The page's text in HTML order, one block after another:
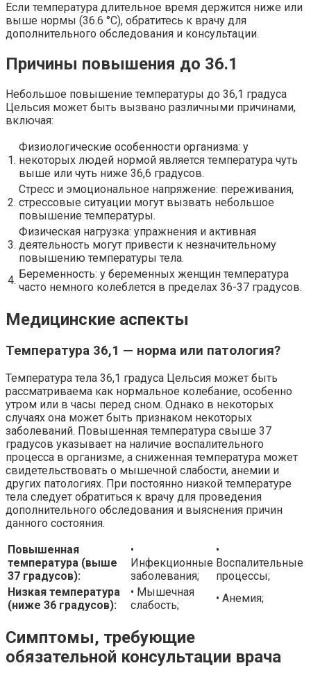
Если температура длительное время держится ниже или
выше нормы (36.6 °C), обратитесь к врачу для
дополнительного обследования и консультации.
Причины повышения до 36.1
Небольшое повышение температуры до 36,1 градуса
Цельсия может быть вызвано различными причинами,
включая:
1.
Физиологические особенности организма: у
некоторых людей нормой является температура чуть
выше или чуть ниже 36,6 градусов.
2.
Стресс и эмоциональное напряжение: переживания,
стрессовые ситуации могут вызвать небольшое
повышение температуры.
3.
Физическая нагрузка: упражнения и активная
деятельность могут привести к незначительному
повышению температуры тела.
4. Беременность: у беременных женщин температура
часто немного колеблется в пределах 36-37 градусов.
Медицинские аспекты
Температура 36,1 — норма или патология?
Температура тела 36,1 градуса Цельсия может быть
рассматриваема как нормальное колебание, особенно
утром или в часы перед сном. Однако в некоторых
случаях она может быть признаком некоторых
заболеваний. Повышенная температура свыше 37
градусов указывает на наличие воспалительного
процесса в организме, а сниженная температура может
свидетельствовать о мышечной слабости, анемии и
других патологиях. При постоянно низкой температуре
тела следует обратиться к врачу для проведения
дополнительного обследования и выяснения причин
данного состояния.
Повышенная
температура (выше
37 градусов):
•
Инфекционные
заболевания;
•
Воспалительные
процессы;
Низкая температура
(ниже 36 градусов):
• Мышечная
слабость;
• Анемия;
Симптомы, требующие
обязательной консультации врача